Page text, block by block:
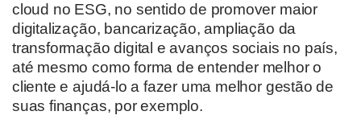
cloud no ESG, no sentido de promover maior
digitalização, bancarização, ampliação da
transformação digital e avanços sociais no país,
até mesmo como forma de entender melhor o
cliente e ajudá-lo a fazer uma melhor gestão de
suas finanças, por exemplo.